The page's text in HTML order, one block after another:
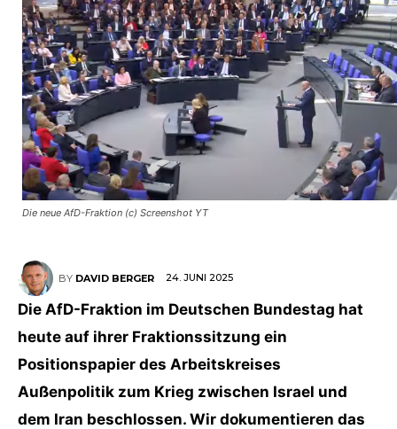
Die neue AfD-Fraktion (c) Screenshot YT
BY DAVID BERGER 24. JUNI 2025
Die AfD-Fraktion im Deutschen Bundestag hat
heute auf ihrer Fraktionssitzung ein
Positionspapier des Arbeitskreises
Außenpolitik zum Krieg zwischen Israel und
dem Iran beschlossen. Wir dokumentieren das